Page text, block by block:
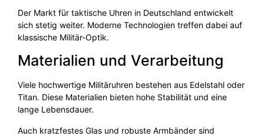
Der Markt für taktische Uhren in Deutschland entwickelt
sich stetig weiter. Moderne Technologien treffen dabei auf
klassische Militär-Optik.
Materialien und Verarbeitung
Viele hochwertige Militäruhren bestehen aus Edelstahl oder
Titan. Diese Materialien bieten hohe Stabilität und eine
lange Lebensdauer.
Auch kratzfestes Glas und robuste Armbänder sind